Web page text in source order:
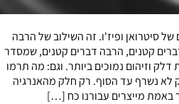
סיטרואן ופיז'ו. זה השילוב של הרבה
קטנים, הרבה דברים קטנים, שמסדר
וזיהום נמוכים ביותר. וגם: מה תרמו
נשרף עד הסוף. רק חלק מהאנרגיה
באמת מייצרים עבורנו כח […]